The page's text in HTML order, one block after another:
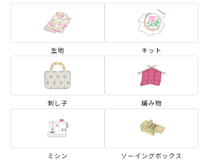
生地 キット
刺し子 編み物
ミシン ソーイングボックス